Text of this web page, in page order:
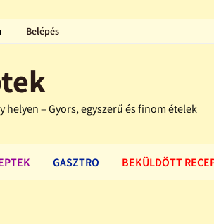
Belépés
helyen – Gyors, egyszerű és finom ételek
GASZTRO BEKÜLDÖTT